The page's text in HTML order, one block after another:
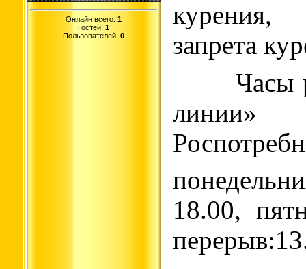
Онлайн всего: 1
Гостей: 1
Пользователей: 0
курения,
запрета
Часы
линии»
18.00,